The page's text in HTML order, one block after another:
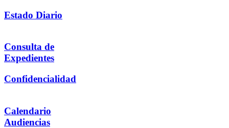
Estado Diario
Consulta de
Expedientes
Confidencialidad
Calendario
Audiencias